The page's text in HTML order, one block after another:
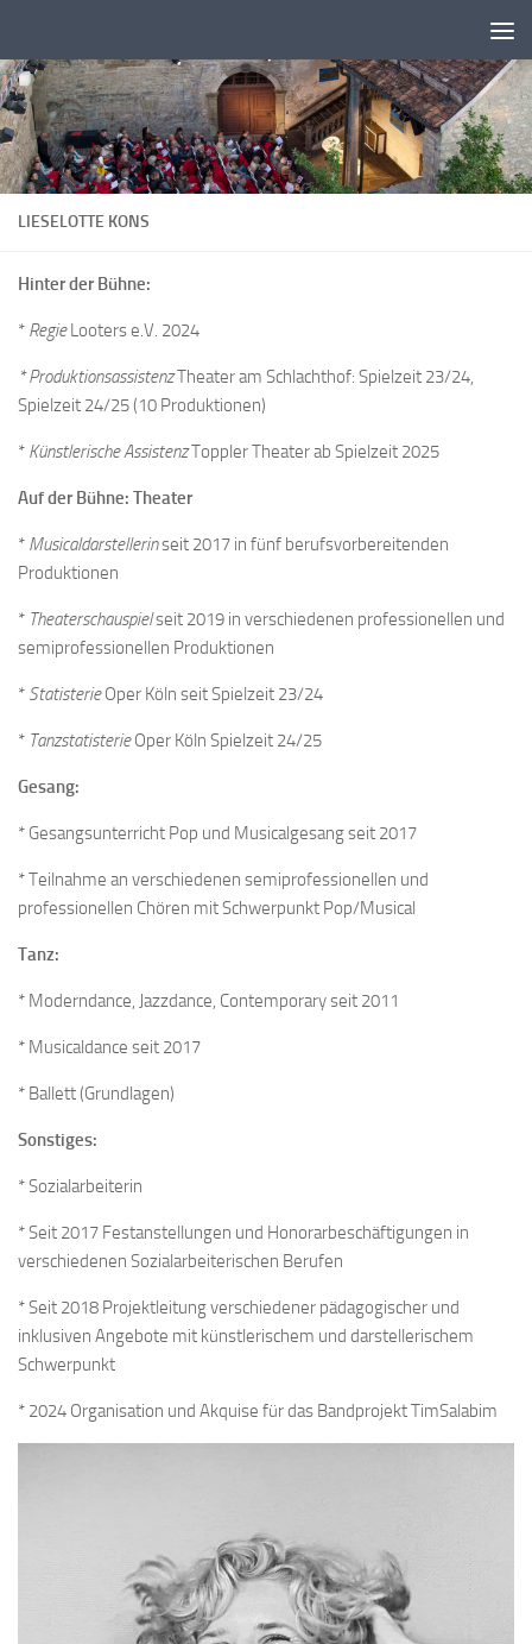
LIESELOTTE KONS
Hinter der Bühne:
* RegieLooters e.V. 2024
* ProduktionsassistenzTheater am Schlachthof: Spielzeit 23/24,
Spielzeit 24/25 (10 Produktionen)
* Künstlerische AssistenzToppler Theater ab Spielzeit 2025
Auf der Bühne: Theater
* Musicaldarstellerinseit 2017 in fünf berufsvorbereitenden
Produktionen
* Theaterschauspielseit 2019 in verschiedenen professionellen und
semiprofessionellen Produktionen
* StatisterieOper Köln seit Spielzeit 23/24
* TanzstatisterieOper Köln Spielzeit 24/25
Gesang:
* Gesangsunterricht Pop und Musicalgesang seit 2017
* Teilnahme an verschiedenen semiprofessionellen und
professionellen Chören mit Schwerpunkt Pop/Musical
Tanz:
* Moderndance, Jazzdance, Contemporary seit 2011
* Musicaldance seit 2017
* Ballett (Grundlagen)
Sonstiges:
* Sozialarbeiterin
* Seit 2017 Festanstellungen und Honorarbeschäftigungen in
verschiedenen Sozialarbeiterischen Berufen
* Seit 2018 Projektleitung verschiedener pädagogischer und
inklusiven Angebote mit künstlerischem und darstellerischem
Schwerpunkt
* 2024 Organisation und Akquise für das Bandprojekt TimSalabim